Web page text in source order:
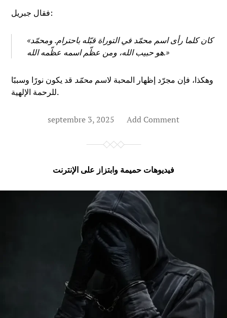
فقال جبريل:
«كان كلما رأى اسم محمّد في التوراة قبّله باحترام. ومحمّد
هو حبيب الله، ومن عظّم اسمه عظّمه الله.»
وهكذا، فإن مجرّد إظهار المحبة لاسم محمّد قد يكون نورًا وسببًا
للرحمة الإلهية.
septembre 3, 2025 Add Comment
فيديوهات حميمة وابتزاز على الإنترنت